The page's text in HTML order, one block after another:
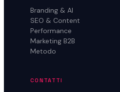
Branding & AI
SEO & Content
Performance
Marketing B2B
Metodo
CONTATTI